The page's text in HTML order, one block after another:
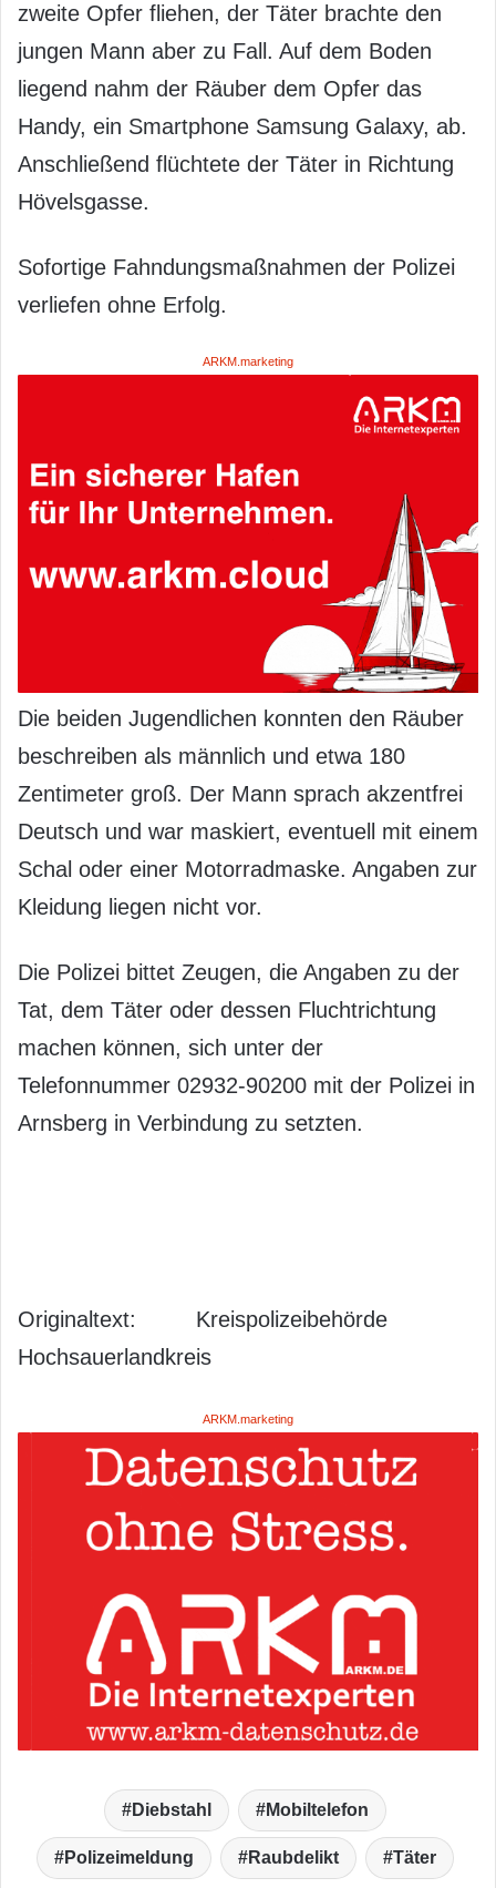
zweite Opfer fliehen, der Täter brachte den
jungen Mann aber zu Fall. Auf dem Boden
liegend nahm der Räuber dem Opfer das
Handy, ein Smartphone Samsung Galaxy, ab.
Anschließend flüchtete der Täter in Richtung
Hövelsgasse.
Sofortige Fahndungsmaßnahmen der Polizei
verliefen ohne Erfolg.
ARKM.marketing
Die beiden Jugendlichen konnten den Räuber
beschreiben als männlich und etwa 180
Zentimeter groß. Der Mann sprach akzentfrei
Deutsch und war maskiert, eventuell mit einem
Schal oder einer Motorradmaske. Angaben zur
Kleidung liegen nicht vor.
Die Polizei bittet Zeugen, die Angaben zu der
Tat, dem Täter oder dessen Fluchtrichtung
machen können, sich unter der
Telefonnummer 02932-90200 mit der Polizei in
Arnsberg in Verbindung zu setzten.
Originaltext: Kreispolizeibehörde
Hochsauerlandkreis
ARKM.marketing
Diebstahl Mobiltelefon
Polizeimeldung Raubdelikt Täter